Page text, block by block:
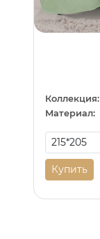
Коллекция:
Материал:
Купить